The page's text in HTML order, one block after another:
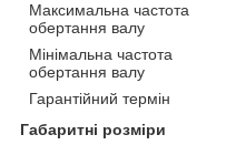
Максимальна частота
обертання валу
Мінімальна частота
обертання валу
Гарантійний термін
Габаритні розміри